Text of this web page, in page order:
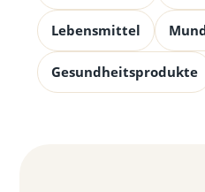
Lebensmittel
Gesundheitsprodukte